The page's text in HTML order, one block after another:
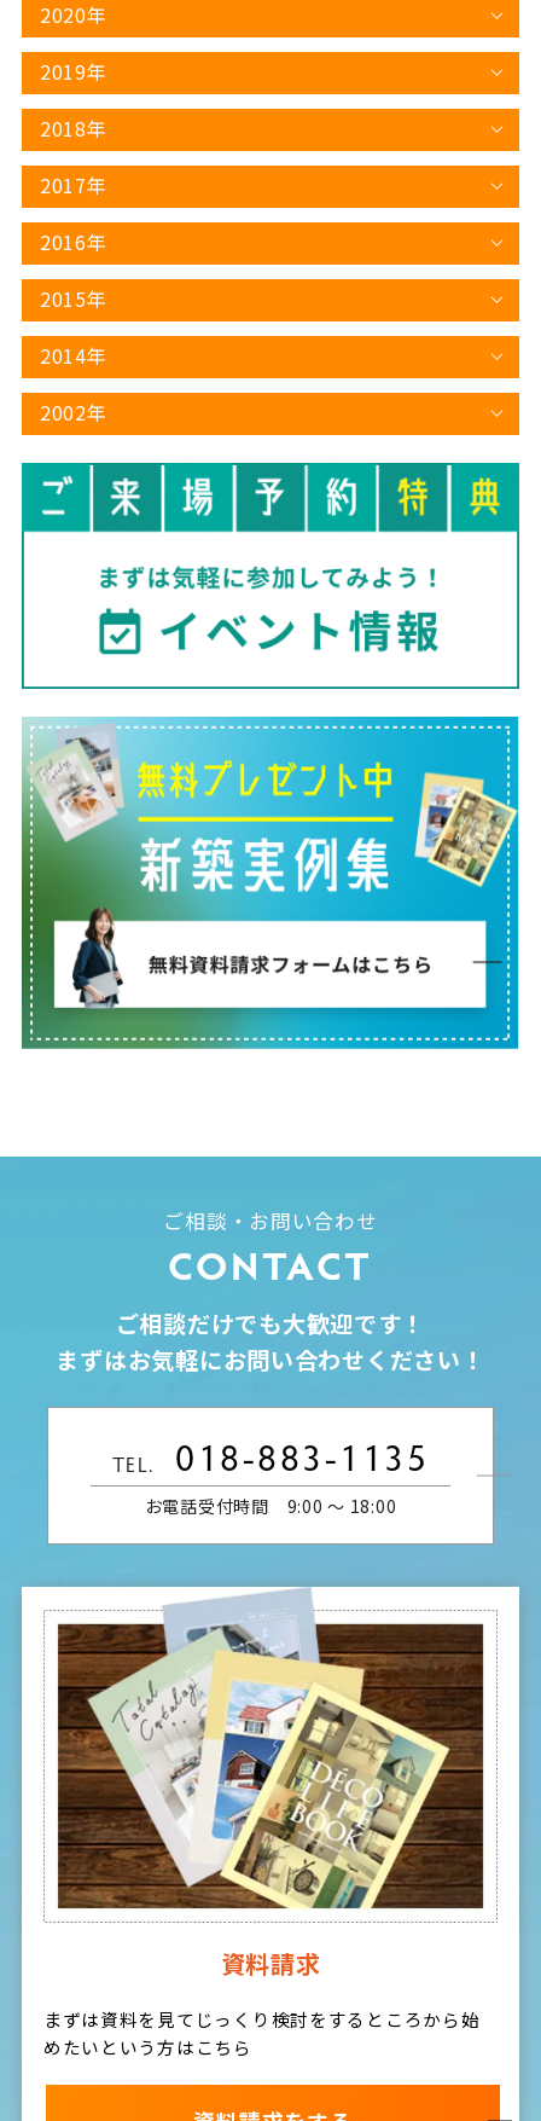
2020年
2019年
2018年
2017年
2016年
2015年
2014年
2002年
ご相談・お問い合わせ
CONTACT
ご相談だけでも大歓迎です！
まずはお気軽にお問い合わせください！
TEL. 018-883-1135
お電話受付時間 9:00 〜 18:00
資料請求
まずは資料を見てじっくり検討をするところから始
めたいという方はこちら